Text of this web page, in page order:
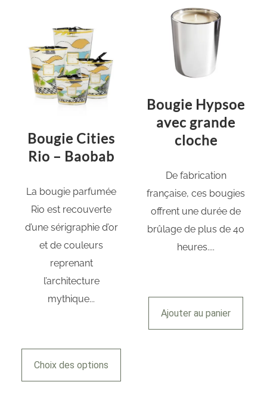
Bougie Cities
Rio – Baobab
La bougie parfumée
Rio est recouverte
d’une sérigraphie d’or
et de couleurs
reprenant
l’architecture
mythique...
Choix des options
Bougie Hypsoe
avec grande
cloche
De fabrication
française, ces bougies
offrent une durée de
brûlage de plus de 40
heures....
Ajouter au panier